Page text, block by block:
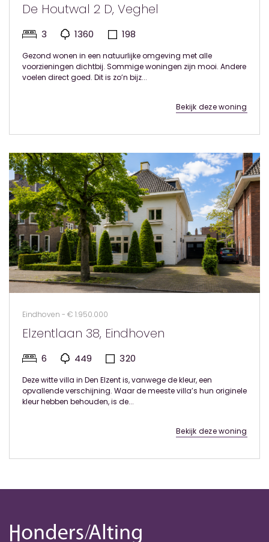
De Houtwal 2 D, Veghel
3 1360 198
Gezond wonen in een natuurlijke omgeving met alle
voorzieningen dichtbij. Sommige woningen zijn mooi. Andere
voelen direct goed. Dit is zo’n bijz...
Bekijk deze woning
Eindhoven - € 1.950.000
Elzentlaan 38, Eindhoven
6 449 320
Deze witte villa in Den Elzent is, vanwege de kleur, een
opvallende verschijning. Waar de meeste villa’s hun originele
kleur hebben behouden, is de...
Bekijk deze woning